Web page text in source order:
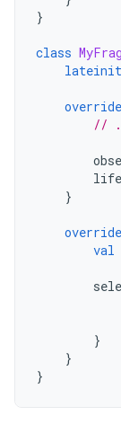
}
class
lateinit
override
//
}
override
val
}
}
}